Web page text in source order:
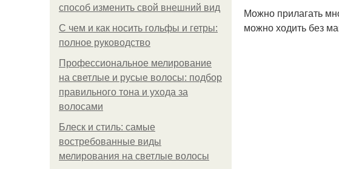
способ изменить свой внешний вид
С чем и как носить гольфы и гетры:
полное руководство
Профессиональное мелирование
на светлые и русые волосы: подбор
правильного тона и ухода за
волосами
Блеск и стиль: самые
востребованные виды
мелирования на светлые волосы
Можно прилагать
можно ходить без